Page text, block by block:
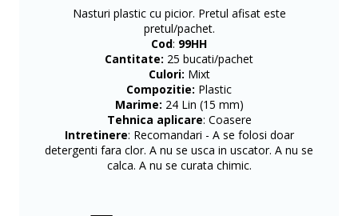
Nasturi plastic cu picior. Pretul afisat este
pretul/pachet.
Cod: 99HH
Cantitate: 25 bucati/pachet
Culori: Mixt
Compozitie: Plastic
Marime: 24 Lin (15 mm)
Tehnica aplicare: Coasere
Intretinere: Recomandari - A se folosi doar
detergenti fara clor. A nu se usca in uscator. A nu se
calca. A nu se curata chimic.